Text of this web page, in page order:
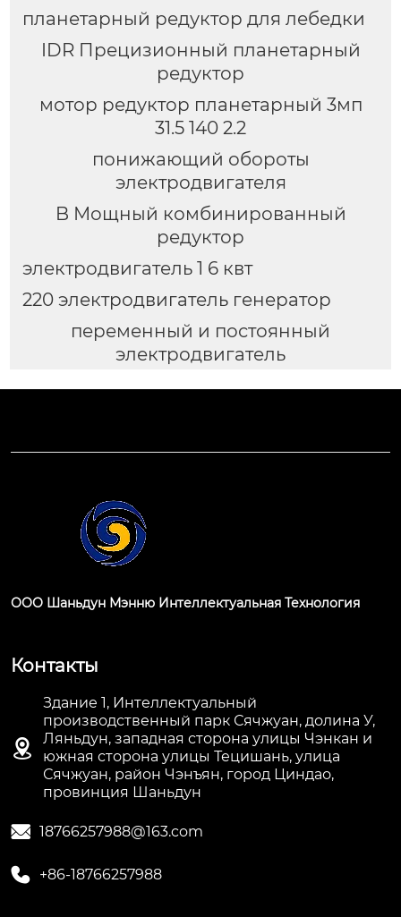
планетарный редуктор для лебедки
IDR Прецизионный планетарный
редуктор
мотор редуктор планетарный 3мп
31.5 140 2.2
понижающий обороты
электродвигателя
B Мощный комбинированный
редуктор
электродвигатель 1 6 квт
220 электродвигатель генератор
переменный и постоянный
электродвигатель
ООО Шаньдун Мэнню Интеллектуальная Технология
Контакты

Здание 1, Интеллектуальный
производственный парк Сячжуан, долина У,
Ляньдун, западная сторона улицы Чэнкан и
южная сторона улицы Тецишань, улица
Сячжуан, район Чэнъян, город Циндао,
провинция Шаньдун
 18766257988@163.com
 +86-18766257988